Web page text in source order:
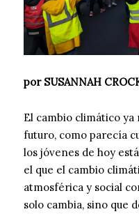
por SUSANNAH
El cambio climático ya
futuro, como parecía
los jóvenes de hoy
el que el cambio
atmosférica y social
solo cambia, sino que